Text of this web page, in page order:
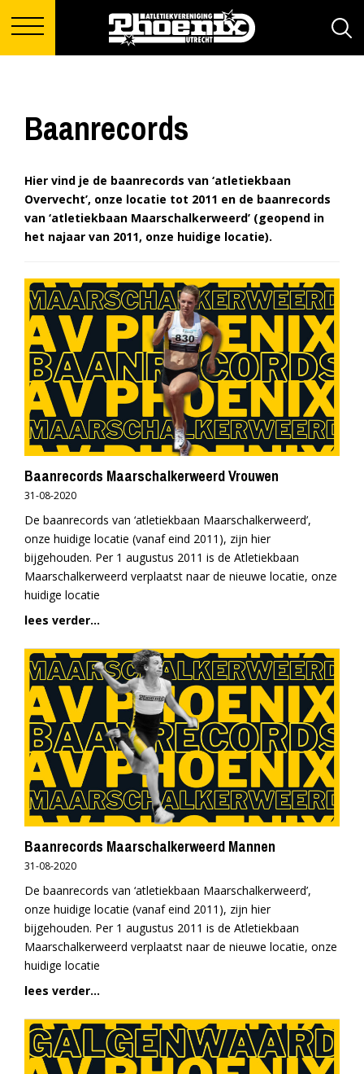
Baanrecords
Hier vind je de baanrecords van ‘atletiekbaan
Overvecht’, onze locatie tot 2011 en de baanrecords
van ‘atletiekbaan Maarschalkerweerd’ (geopend in
het najaar van 2011, onze huidige locatie).
Baanrecords Maarschalkerweerd Vrouwen
31-08-2020
De baanrecords van ‘atletiekbaan Maarschalkerweerd’,
onze huidige locatie (vanaf eind 2011), zijn hier
bijgehouden. Per 1 augustus 2011 is de Atletiekbaan
Maarschalkerweerd verplaatst naar de nieuwe locatie, onze
huidige locatie
lees verder...
Baanrecords Maarschalkerweerd Mannen
31-08-2020
De baanrecords van ‘atletiekbaan Maarschalkerweerd’,
onze huidige locatie (vanaf eind 2011), zijn hier
bijgehouden. Per 1 augustus 2011 is de Atletiekbaan
Maarschalkerweerd verplaatst naar de nieuwe locatie, onze
huidige locatie
lees verder...